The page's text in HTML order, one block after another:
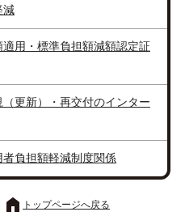
減
用・標準負担額減額認定証
更新）・再交付のインター
負担額軽減制度関係
トップページへ戻る